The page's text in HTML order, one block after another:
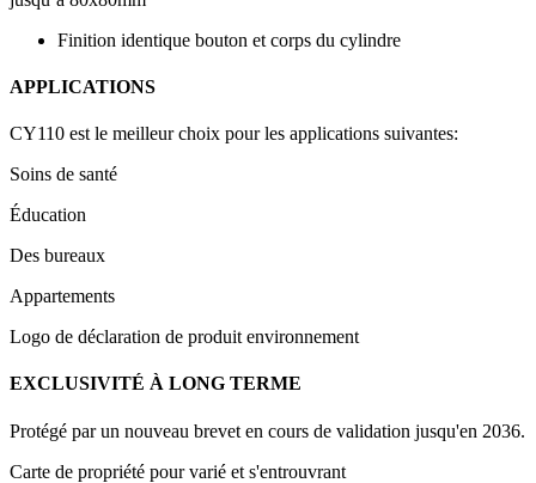
Finition identique bouton et corps du cylindre
APPLICATIONS
CY110 est le meilleur choix pour les applications suivantes:
Soins de santé
Éducation
Des bureaux
Appartements
Logo de déclaration de produit environnement
EXCLUSIVITÉ À LONG TERME
Protégé par un nouveau brevet en cours de validation jusqu'en 2036.
Carte de propriété pour varié et s'entrouvrant